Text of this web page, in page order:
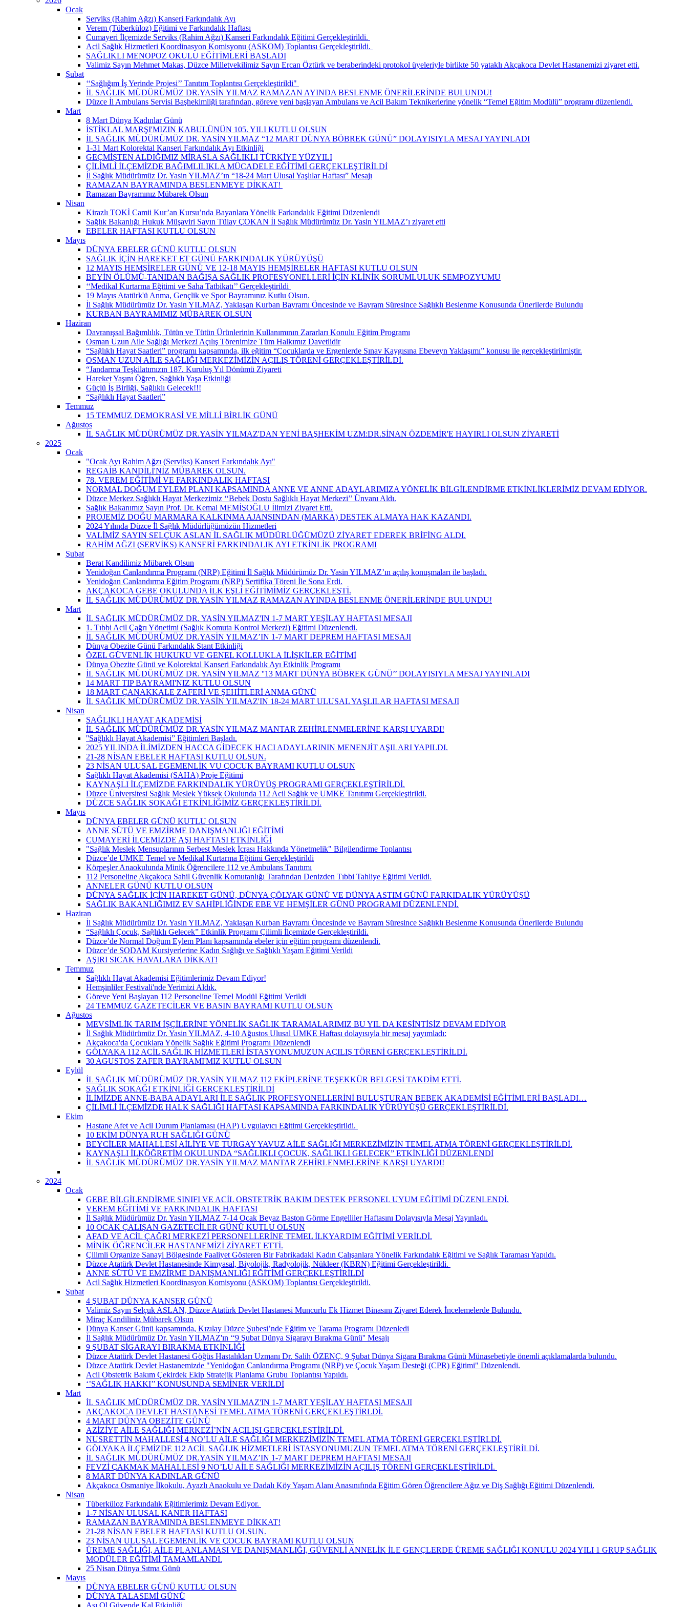
Ocak
Serviks (Rahim Ağzı) Kanseri Farkındalık Ayı
Verem (Tüberküloz) Eğitimi ve Farkındalık Haftası
Cumayeri İlçemizde Serviks (Rahim Ağzı) Kanseri Farkındalık Eğitimi Gerçekleştirildi. ​
Acil Sağlık Hizmetleri Koordinasyon Komisyonu (ASKOM) Toplantısı Gerçekleştirildi. ​
SAĞLIKLI MENOPOZ OKULU EĞİTİMLERİ BAŞLADI
Valimiz Sayın Mehmet Makas, Düzce Milletvekilimiz Sayın Ercan Öztürk ve beraberindeki protokol üyeleriyle birlikte 50 yataklı Akçakoca Devlet Hastanemizi ziyaret etti.
Şubat
‘‘Sağlığım İş Yerinde Projesi’’ Tanıtım Toplantısı Gerçekleştirildi" ​
İL SAĞLIK MÜDÜRÜMÜZ DR.YASİN YILMAZ RAMAZAN AYINDA BESLENME ÖNERİLERİNDE BULUNDU!
Düzce İl Ambulans Servisi Başhekimliği tarafından, göreve yeni başlayan Ambulans ve Acil Bakım Teknikerlerine yönelik “Temel Eğitim Modülü” programı düzenlendi.
Mart
8 Mart Dünya Kadınlar Günü
İSTİKLAL MARŞI'MIZIN KABULÜNÜN 105. YILI KUTLU OLSUN
İL SAĞLIK MÜDÜRÜMÜZ DR. YASİN YILMAZ “12 MART DÜNYA BÖBREK GÜNÜ” DOLAYISIYLA MESAJ YAYINLADI
1-31 Mart Kolorektal Kanseri Farkındalık Ayı Etkinliği
GEÇMİŞTEN ALDIĞIMIZ MİRASLA SAĞLIKLI TÜRKİYE YÜZYILI
ÇİLİMLİ İLÇEMİZDE BAĞIMLILIKLA MÜCADELE EĞİTİMİ GERÇEKLEŞTİRİLDİ
İl Sağlık Müdürümüz Dr. Yasin YILMAZ’ın “18-24 Mart Ulusal Yaşlılar Haftası” Mesajı
RAMAZAN BAYRAMINDA BESLENMEYE DİKKAT! ​
Ramazan Bayramınız Mübarek Olsun
Nisan
Kirazlı TOKİ Camii Kur’an Kursu’nda Bayanlara Yönelik Farkındalık Eğitimi Düzenlendi
Sağlık Bakanlığı Hukuk Müşaviri Sayın Tülay ÇOKAN İl Sağlık Müdürümüz Dr. Yasin YILMAZ’ı ziyaret etti
EBELER HAFTASI KUTLU OLSUN
Mayıs
DÜNYA EBELER GÜNÜ KUTLU OLSUN
SAĞLIK İÇİN HAREKET ET GÜNÜ FARKINDALIK YÜRÜYÜŞÜ
12 MAYIS HEMŞİRELER GÜNÜ VE 12-18 MAYIS HEMŞİRELER HAFTASI KUTLU OLSUN
BEYİN ÖLÜMÜ-TANIDAN BAĞIŞA SAĞLIK PROFESYONELLERİ İÇİN KLİNİK SORUMLULUK SEMPOZYUMU
‘‘Medikal Kurtarma Eğitimi ve Saha Tatbikatı’’ Gerçekleştirildi ​
19 Mayıs Atatürk'ü Anma, Gençlik ve Spor Bayramınız Kutlu Olsun.
İl Sağlık Müdürümüz Dr. Yasin YILMAZ, Yaklaşan Kurban Bayramı Öncesinde ve Bayram Süresince Sağlıklı Beslenme Konusunda Önerilerde Bulundu
KURBAN BAYRAMIMIZ MÜBAREK OLSUN
Haziran
Davranışsal Bağımlılık, Tütün ve Tütün Ürünlerinin Kullanımının Zararları Konulu Eğitim Programı
Osman Uzun Aile Sağlığı Merkezi Açılış Törenimize Tüm Halkımız Davetlidir
“Sağlıklı Hayat Saatleri” programı kapsamında, ilk eğitim “Çocuklarda ve Ergenlerde Sınav Kaygısına Ebeveyn Yaklaşımı” konusu ile gerçekleştirilmiştir.
OSMAN UZUN AİLE SAĞLIĞI MERKEZİMİZİN AÇILIŞ TÖRENİ GERÇEKLEŞTİRİLDİ.
“Jandarma Teşkilatımızın 187. Kuruluş Yıl Dönümü Ziyareti
Hareket Yaşını Öğren, Sağlıklı Yaşa Etkinliği
Güçlü İş Birliği, Sağlıklı Gelecek!!!
“Sağlıklı Hayat Saatleri”
Temmuz
15 TEMMUZ DEMOKRASİ VE MİLLİ BİRLİK GÜNÜ
Ağustos
İL SAĞLIK MÜDÜRÜMÜZ DR.YASİN YILMAZ'DAN YENİ BAŞHEKİM UZM:DR.SİNAN ÖZDEMİR'E HAYIRLI OLSUN ZİYARETİ
2025
Ocak
"Ocak Ayı Rahim Ağzı (Serviks) Kanseri Farkındalık Ayı"
REGAİB KANDİLİ'NİZ MÜBAREK OLSUN.
78. VEREM EĞİTİMİ VE FARKINDALIK HAFTASI
NORMAL DOĞUM EYLEM PLANI KAPSAMINDA ANNE VE ANNE ADAYLARIMIZA YÖNELİK BİLGİLENDİRME ETKİNLİKLERİMİZ DEVAM EDİYOR.
Düzce Merkez Sağlıklı Hayat Merkezimiz ‘‘Bebek Dostu Sağlıklı Hayat Merkezi’’ Ünvanı Aldı.
Sağlık Bakanımız Sayın Prof. Dr. Kemal MEMİŞOĞLU İlimizi Ziyaret Etti.
PROJEMİZ DOĞU MARMARA KALKINMA AJANSINDAN (MARKA) DESTEK ALMAYA HAK KAZANDI.
2024 Yılında Düzce İl Sağlık Müdürlüğümüzün Hizmetleri
VALİMİZ SAYIN SELÇUK ASLAN İL SAĞLIK MÜDÜRLÜĞÜMÜZÜ ZİYARET EDEREK BRİFİNG ALDI.
RAHİM AĞZI (SERVİKS) KANSERİ FARKINDALIK AYI ETKİNLİK PROGRAMI
Şubat
Berat Kandilimiz Mübarek Olsun
Yenidoğan Canlandırma Programı (NRP) Eğitimi İl Sağlık Müdürümüz Dr. Yasin YILMAZ’ın açılış konuşmaları ile başladı.
Yenidoğan Canlandırma Eğitim Programı (NRP) Sertifika Töreni İle Sona Erdi.
AKÇAKOCA GEBE OKULUNDA İLK EŞLİ EĞİTİMİMİZ GERÇEKLEŞTİ.
İL SAĞLIK MÜDÜRÜMÜZ DR.YASİN YILMAZ RAMAZAN AYINDA BESLENME ÖNERİLERİNDE BULUNDU!
Mart
İL SAĞLIK MÜDÜRÜMÜZ DR. YASİN YILMAZ'IN 1-7 MART YEŞİLAY HAFTASI MESAJI
1. Tıbbi Acil Çağrı Yönetimi (Sağlık Komuta Kontrol Merkezi) Eğitimi Düzenlendi.
İL SAĞLIK MÜDÜRÜMÜZ DR.YASİN YILMAZ’IN 1-7 MART DEPREM HAFTASI MESAJI
Dünya Obezite Günü Farkındalık Stant Etkinliği
ÖZEL GÜVENLİK HUKUKU VE GENEL KOLLUKLA İLİŞKİLER EĞİTİMİ
Dünya Obezite Günü ve Kolorektal Kanseri Farkındalık Ayı Etkinlik Programı
İL SAĞLIK MÜDÜRÜMÜZ DR. YASİN YILMAZ ''13 MART DÜNYA BÖBREK GÜNÜ’’ DOLAYISIYLA MESAJ YAYINLADI
14 MART TIP BAYRAMI'NIZ KUTLU OLSUN
18 MART ÇANAKKALE ZAFERİ VE ŞEHİTLERİ ANMA GÜNÜ
İL SAĞLIK MÜDÜRÜMÜZ DR.YASİN YILMAZ'IN 18-24 MART ULUSAL YAŞLILAR HAFTASI MESAJI
Nisan
SAĞLIKLI HAYAT AKADEMİSİ
İL SAĞLIK MÜDÜRÜMÜZ DR.YASİN YILMAZ MANTAR ZEHİRLENMELERİNE KARŞI UYARDI!
''Sağlıklı Hayat Akademisi” Eğitimleri Başladı.
2025 YILINDA İLİMİZDEN HACCA GİDECEK HACI ADAYLARININ MENENJİT AŞILARI YAPILDI.
21-28 NİSAN EBELER HAFTASI KUTLU OLSUN.
23 NİSAN ULUSAL EGEMENLİK VU ÇOCUK BAYRAMI KUTLU OLSUN
Sağlıklı Hayat Akademisi (SAHA) Proje Eğitimi
KAYNAŞLI İLÇEMİZDE FARKINDALIK YÜRÜYÜŞ PROGRAMI GERÇEKLEŞTİRİLDİ.
Düzce Üniversitesi Sağlık Meslek Yüksek Okulunda 112 Acil Sağlık ve UMKE Tanıtımı Gerçekleştirildi.
DÜZCE SAĞLIK SOKAĞI ETKİNLİĞİMİZ GERÇEKLEŞTİRİLDİ.
Mayıs
DÜNYA EBELER GÜNÜ KUTLU OLSUN
ANNE SÜTÜ VE EMZİRME DANIŞMANLIĞI EĞİTİMİ
CUMAYERİ İLÇEMİZDE AŞI HAFTASI ETKİNLİĞİ
"Sağlık Meslek Mensuplarının Serbest Meslek İcrası Hakkında Yönetmelik" Bilgilendirme Toplantısı
Düzce’de UMKE Temel ve Medikal Kurtarma Eğitimi Gerçekleştirildi
Körpeşler Anaokulunda Minik Öğrencilere 112 ve Ambulans Tanıtımı
112 Personeline Akçakoca Sahil Güvenlik Komutanlığı Tarafından Denizden Tıbbi Tahliye Eğitimi Verildi.
ANNELER GÜNÜ KUTLU OLSUN
DÜNYA SAĞLIK İÇİN HAREKET GÜNÜ, DÜNYA ÇÖLYAK GÜNÜ VE DÜNYA ASTIM GÜNÜ FARKIDALIK YÜRÜYÜŞÜ
SAĞLIK BAKANLIĞIMIZ EV SAHİPLİĞİNDE EBE VE HEMŞİLER GÜNÜ PROGRAMI DÜZENLENDİ.
Haziran
İl Sağlık Müdürümüz Dr. Yasin YILMAZ, Yaklaşan Kurban Bayramı Öncesinde ve Bayram Süresince Sağlıklı Beslenme Konusunda Önerilerde Bulundu
“Sağlıklı Çocuk, Sağlıklı Gelecek” Etkinlik Programı Çilimli İlçemizde Gerçekleştirildi.
Düzce’de Normal Doğum Eylem Planı kapsamında ebeler için eğitim programı düzenlendi.
Düzce’de SODAM Kursiyerlerine Kadın Sağlığı ve Sağlıklı Yaşam Eğitimi Verildi
AŞIRI SICAK HAVALARA DİKKAT!
Temmuz
Sağlıklı Hayat Akademisi Eğitimlerimiz Devam Ediyor!
Hemşinliler Festivali'nde Yerimizi Aldık.
Göreve Yeni Başlayan 112 Personeline Temel Modül Eğitimi Verildi
24 TEMMUZ GAZETECİLER VE BASIN BAYRAMI KUTLU OLSUN
Ağustos
MEVSİMLİK TARIM İŞÇİLERİNE YÖNELİK SAĞLIK TARAMALARIMIZ BU YIL DA KESİNTİSİZ DEVAM EDİYOR
İl Sağlık Müdürümüz Dr. Yasin YILMAZ, 4-10 Ağustos Ulusal UMKE Haftası dolayısıyla bir mesaj yayımladı:
Akçakoca'da Çocuklara Yönelik Sağlık Eğitimi Programı Düzenlendi
GÖLYAKA 112 ACİL SAĞLIK HİZMETLERİ İSTASYONUMUZUN AÇILIŞ TÖRENİ GERÇEKLEŞTİRİLDİ.
30 AGUSTOS ZAFER BAYRAMI'MIZ KUTLU OLSUN
Eylül
İL SAĞLIK MÜDÜRÜMÜZ DR.YASİN YILMAZ 112 EKİPLERİNE TEŞEKKÜR BELGESİ TAKDİM ETTİ.
SAĞLIK SOKAĞI ETKİNLİĞİ GERÇEKLEŞTİRİLDİ
İLİMİZDE ANNE-BABA ADAYLARI İLE SAĞLIK PROFESYONELLERİNİ BULUŞTURAN BEBEK AKADEMİSİ EĞİTİMLERİ BAŞLADI…
ÇİLİMLİ İLÇEMİZDE HALK SAĞLIĞI HAFTASI KAPSAMINDA FARKINDALIK YÜRÜYÜŞÜ GERÇEKLEŞTİRİLDİ.
Ekim
Hastane Afet ve Acil Durum Planlaması (HAP) Uygulayıcı Eğitimi Gerçekleştirildi. ​
10 EKİM DÜNYA RUH SAĞLIĞI GÜNÜ
BEYCİLER MAHALLESİ AİLİYE VE TURGAY YAVUZ AİLE SAĞLIĞI MERKEZİMİZİN TEMEL ATMA TÖRENİ GERÇEKLEŞTİRİLDİ.
KAYNAŞLI İLKÖĞRETİM OKULUNDA “SAĞLIKLI ÇOCUK, SAĞLIKLI GELECEK” ETKİNLİĞİ DÜZENLENDİ
İL SAĞLIK MÜDÜRÜMÜZ DR.YASİN YILMAZ MANTAR ZEHİRLENMELERİNE KARŞI UYARDI!
2024
Ocak
GEBE BİLGİLENDİRME SINIFI VE ACİL OBSTETRİK BAKIM DESTEK PERSONEL UYUM EĞİTİMİ DÜZENLENDİ.
VEREM EĞİTİMİ VE FARKINDALIK HAFTASI
İl Sağlık Müdürümüz Dr. Yasin YILMAZ 7-14 Ocak Beyaz Baston Görme Engelliler Haftasını Dolayısıyla Mesaj Yayınladı.
10 OCAK ÇALIŞAN GAZETECİLER GÜNÜ KUTLU OLSUN
AFAD VE ACİL ÇAĞRI MERKEZİ PERSONELLERİNE TEMEL İLKYARDIM EĞİTİMİ VERİLDİ.
MİNİK ÖĞRENCİLER HASTANEMİZİ ZİYARET ETTİ.
Çilimli Organize Sanayi Bölgesinde Faaliyet Gösteren Bir Fabrikadaki Kadın Çalışanlara Yönelik Farkındalık Eğitimi ve Sağlık Taraması Yapıldı.
Düzce Atatürk Devlet Hastanesinde Kimyasal, Biyolojik, Radyolojik, Nükleer (KBRN) Eğitimi Gerçekleştirildi. ​
ANNE SÜTÜ VE EMZİRME DANIŞMANLIĞI EĞİTİMİ GERÇEKLEŞTİRİLDİ
Acil Sağlık Hizmetleri Koordinasyon Komisyonu (ASKOM) Toplantısı Gerçekleştirildi.
Şubat
4 ŞUBAT DÜNYA KANSER GÜNÜ
Valimiz Sayın Selçuk ASLAN, Düzce Atatürk Devlet Hastanesi Muncurlu Ek Hizmet Binasını Ziyaret Ederek İncelemelerde Bulundu.
Miraç Kandiliniz Mübarek Olsun
Dünya Kanser Günü kapsamında, Kızılay Düzce Şubesi’nde Eğitim ve Tarama Programı Düzenledi
İl Sağlık Müdürümüz Dr. Yasin YILMAZ'ın ‘‘9 Şubat Dünya Sigarayı Bırakma Günü'' Mesajı
9 ŞUBAT SİGARAYI BIRAKMA ETKİNLİĞİ
Düzce Atatürk Devlet Hastanesi Göğüs Hastalıkları Uzmanı Dr. Salih ÖZENÇ, 9 Şubat Dünya Sigara Bırakma Günü Münasebetiyle önemli açıklamalarda bulundu.
Düzce Atatürk Devlet Hastanemizde "Yenidoğan Canlandırma Programı (NRP) ve Çocuk Yaşam Desteği (CPR) Eğitimi" Düzenlendi.
Acil Obstetrik Bakım Çekirdek Ekip Stratejik Planlama Grubu Toplantısı Yapıldı.
‘’SAĞLIK HAKKI’’ KONUSUNDA SEMİNER VERİLDİ
Mart
İL SAĞLIK MÜDÜRÜMÜZ DR. YASİN YILMAZ'IN 1-7 MART YEŞİLAY HAFTASI MESAJI
AKÇAKOCA DEVLET HASTANESİ TEMEL ATMA TÖRENİ GERÇEKLEŞTİRLDİ.
4 MART DÜNYA OBEZİTE GÜNÜ
AZİZİYE AİLE SAĞLIĞI MERKEZİ’NİN AÇILIŞI GERÇEKLEŞTİRİLDİ.
NUSRETTİN MAHALLESİ 4 NO’LU AİLE SAĞLIĞI MERKEZİMİZİN TEMEL ATMA TÖRENİ GERÇEKLEŞTİRLDİ.
GÖLYAKA İLÇEMİZDE 112 ACİL SAĞLIK HİZMETLERİ İSTASYONUMUZUN TEMEL ATMA TÖRENİ GERÇEKLEŞTİRİLDİ.
İL SAĞLIK MÜDÜRÜMÜZ DR.YASİN YILMAZ’IN 1-7 MART DEPREM HAFTASI MESAJI
FEVZİ ÇAKMAK MAHALLESİ 9 NO’LU AİLE SAĞLIĞI MERKEZİMİZİN AÇILIŞ TÖRENİ GERÇEKLEŞTİRİLDİ. ​
8 MART DÜNYA KADINLAR GÜNÜ
Akçakoca Osmaniye İlkokulu, Ayazlı Anaokulu ve Dadalı Köy Yaşam Alanı Anasınıfında Eğitim Gören Öğrencilere Ağız ve Diş Sağlığı Eğitimi Düzenlendi.
Nisan
Tüberküloz Farkındalık Eğitimlerimiz Devam Ediyor. ​
1-7 NİSAN ULUSAL KANER HAFTASI
RAMAZAN BAYRAMINDA BESLENMEYE DİKKAT!
21-28 NİSAN EBELER HAFTASI KUTLU OLSUN.
23 NİSAN ULUSAL EGEMENLİK VE ÇOCUK BAYRAMI KUTLU OLSUN
ÜREME SAĞLIĞI, AİLE PLANLAMASI VE DANIŞMANLIĞI, GÜVENLİ ANNELİK İLE GENÇLERDE ÜREME SAĞLIĞI KONULU 2024 YILI 1 GRUP SAĞLIK
MODÜLER EĞİTİMİ TAMAMLANDI.
25 Nisan Dünya Sıtma Günü
Mayıs
DÜNYA EBELER GÜNÜ KUTLU OLSUN
DÜNYA TALASEMİ GÜNÜ
Aşı Ol Güvende Kal Etkinliği ​